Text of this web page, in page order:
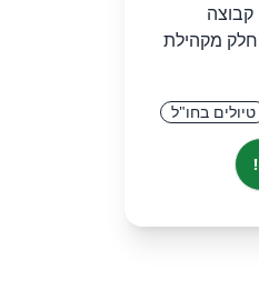
קבוצה
חלק מקהילת
טיולים בחו"ל